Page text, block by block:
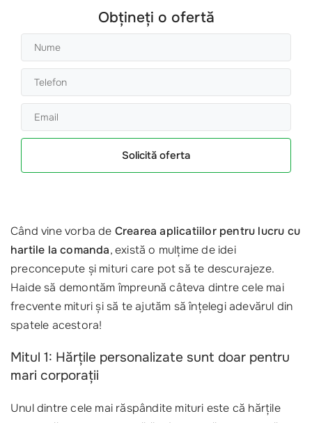
Obțineți o ofertă
Solicită oferta
Când vine vorba de Crearea aplicatiilor pentru lucru cu
hartile la comanda, există o mulțime de idei
preconcepute și mituri care pot să te descurajeze.
Haide să demontăm împreună câteva dintre cele mai
frecvente mituri și să te ajutăm să înțelegi adevărul din
spatele acestora!
Mitul 1: Hărțile personalizate sunt doar pentru
mari corporații
Unul dintre cele mai răspândite mituri este că hărțile